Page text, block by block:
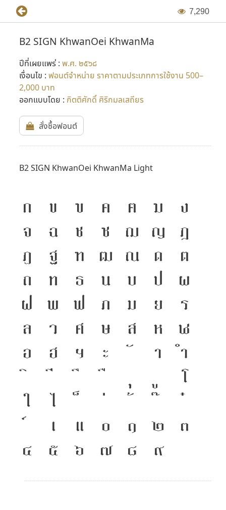
7,290
B2 SIGN KhwanOei KhwanMa
ปีที่เผยแพร่ : พ.ศ. ๒๕๖๘
เงื่อนไข : ฟอนต์จำหน่าย ราคาตามประเภทการใช้งาน 500–
2,000 บาท
ออกแบบโดย : กิตติศักดิ์ ศิริกมลเสถียร
สั่งซื้อฟอนต์
B2 SIGN KhwanOei KhwanMa Light
ก ข ฃ ค ฅ ฆ ง
จ ฉ ช ซ ฌ ญ ฎ
ฏ ฐ ฑ ฒ ณ ด ต
ถ ท ธ น บ ป ผ
ฝ พ ฟ ภ ม ย ร
ล ว ศ ษ ส ห ฬ
อ ฮ ฯ ะ า ำ
โ
ใ ไ
เ แ ๐ ๑ ๒ ๓
๔ ๕ ๖ ๗ ๘ ๙